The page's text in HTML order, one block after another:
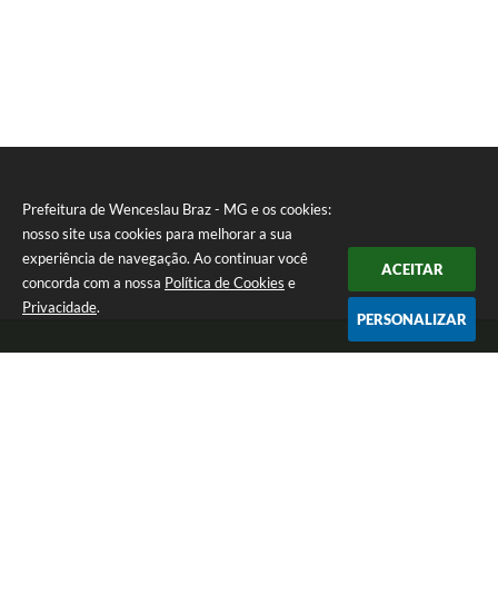
Prefeitura de Wenceslau Braz - MG e os cookies:
nosso site usa cookies para melhorar a sua
experiência de navegação. Ao continuar você
concorda com a nossa Política de Cookies e
Privacidade.
ACEITAR
PERSONALIZAR
Telefone: (35) 99971-1768